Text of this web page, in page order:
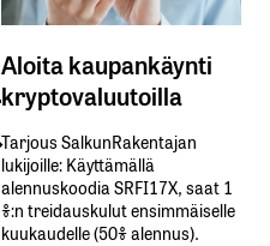
Aloita kaupankäynti
kryptovaluutoilla
Tarjous SalkunRakentajan
lukijoille: Käyttämällä​ ​
alennuskoodia​ ​SRFI17X,​ ​saat​ ​1
%:n treidauskulut​ ​ensimmäiselle​ ​
kuukaudelle​ ​(50%​ ​alennus).